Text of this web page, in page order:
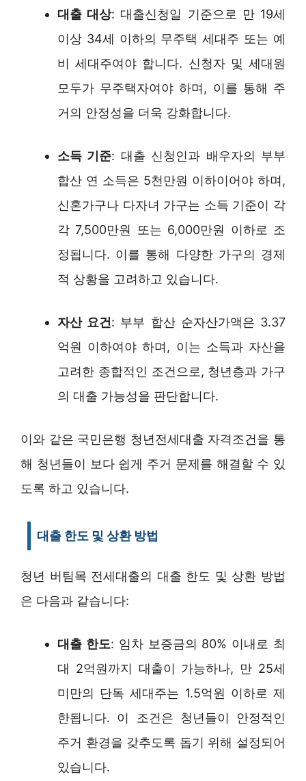
대출 대상: 대출신청일 기준으로 만 19세
이상 34세 이하의 무주택 세대주 또는 예
비 세대주여야 합니다. 신청자 및 세대원
모두가 무주택자여야 하며, 이를 통해 주
거의 안정성을 더욱 강화합니다.
소득 기준: 대출 신청인과 배우자의 부부
합산 연 소득은 5천만원 이하이어야 하며,
신혼가구나 다자녀 가구는 소득 기준이 각
각 7,500만원 또는 6,000만원 이하로 조
정됩니다. 이를 통해 다양한 가구의 경제
적 상황을 고려하고 있습니다.
자산 요건: 부부 합산 순자산가액은 3.37
억원 이하여야 하며, 이는 소득과 자산을
고려한 종합적인 조건으로, 청년층과 가구
의 대출 가능성을 판단합니다.
이와 같은 국민은행 청년전세대출 자격조건을 통
해 청년들이 보다 쉽게 주거 문제를 해결할 수 있
도록 하고 있습니다.
대출 한도 및 상환 방법
청년 버팀목 전세대출의 대출 한도 및 상환 방법
은 다음과 같습니다:
대출 한도: 임차 보증금의 80% 이내로 최
대 2억원까지 대출이 가능하나, 만 25세
미만의 단독 세대주는 1.5억원 이하로 제
한됩니다. 이 조건은 청년들이 안정적인
주거 환경을 갖추도록 돕기 위해 설정되어
있습니다.